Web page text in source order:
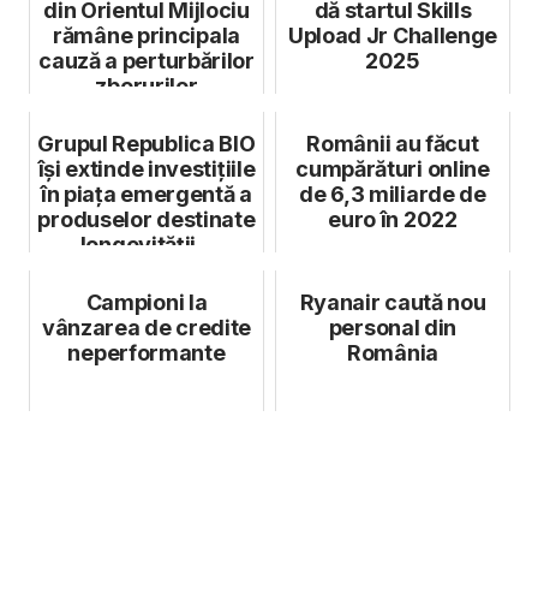
din Orientul Mijlociu
rămâne principala
cauză a perturbărilor
zborurilor
dă startul Skills
Upload Jr Challenge
2025
Grupul Republica BIO
își extinde investițiile
în piața emergentă a
produselor destinate
longevității...
Românii au făcut
cumpărături online
de 6,3 miliarde de
euro în 2022
Campioni la
vânzarea de credite
neperformante
Ryanair caută nou
personal din
România